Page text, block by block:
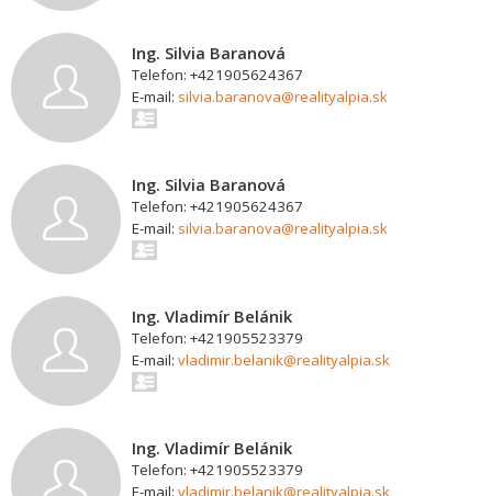
Ing. Silvia Baranová
Telefon: +421905624367
E-mail: silvia.baranova@realityalpia.sk
Ing. Silvia Baranová
Telefon: +421905624367
E-mail: silvia.baranova@realityalpia.sk
Ing. Vladimír Belánik
Telefon: +421905523379
E-mail: vladimir.belanik@realityalpia.sk
Ing. Vladimír Belánik
Telefon: +421905523379
E-mail: vladimir.belanik@realityalpia.sk